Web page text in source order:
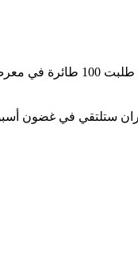
ستلتقي في غضون